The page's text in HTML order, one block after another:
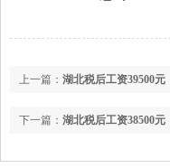
上一篇： 湖北税后工资39500
下一篇： 湖北税后工资38500